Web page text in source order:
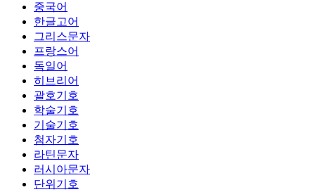
중국어
한글고어
그리스문자
프랑스어
독일어
히브리어
괄호기호
학술기호
기술기호
첨자기호
라틴문자
러시아문자
단위기호